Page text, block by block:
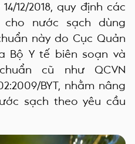
14/12/2018, quy định các
nước sạch dùng
này do Cục Quản
Bộ Y tế biên soạn và
cũ như QCVN
BYT, nhằm nâng
sạch theo yêu cầu